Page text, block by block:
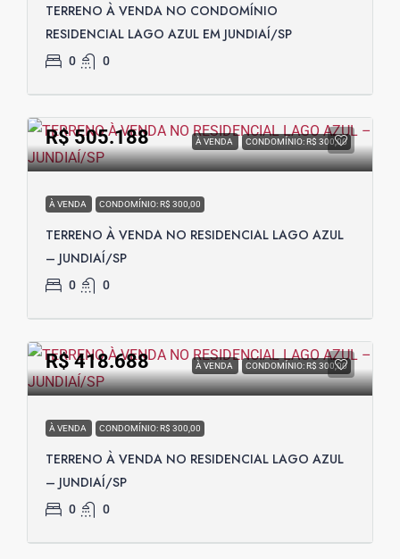
TERRENO À VENDA NO CONDOMÍNIO
RESIDENCIAL LAGO AZUL EM JUNDIAÍ/SP
0 0
À VENDA CONDOMÍNIO: R$ 300,00
R$ 505.188
À VENDA CONDOMÍNIO: R$ 300,00
TERRENO À VENDA NO RESIDENCIAL LAGO AZUL
– JUNDIAÍ/SP
0 0
À VENDA CONDOMÍNIO: R$ 300,00
R$ 418.688
À VENDA CONDOMÍNIO: R$ 300,00
TERRENO À VENDA NO RESIDENCIAL LAGO AZUL
– JUNDIAÍ/SP
0 0